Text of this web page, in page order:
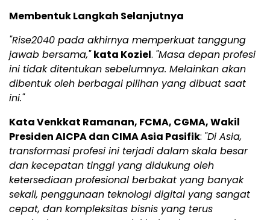
Membentuk Langkah Selanjutnya
"Rise2040 pada akhirnya memperkuat tanggung
jawab bersama," kata Koziel. "Masa depan profesi
ini tidak ditentukan sebelumnya. Melainkan akan
dibentuk oleh berbagai pilihan yang dibuat saat
ini."
Kata Venkkat Ramanan, FCMA, CGMA, Wakil
Presiden AICPA dan CIMA Asia Pasifik: "Di Asia,
transformasi profesi ini terjadi dalam skala besar
dan kecepatan tinggi yang didukung oleh
ketersediaan profesional berbakat yang banyak
sekali, penggunaan teknologi digital yang sangat
cepat, dan kompleksitas bisnis yang terus